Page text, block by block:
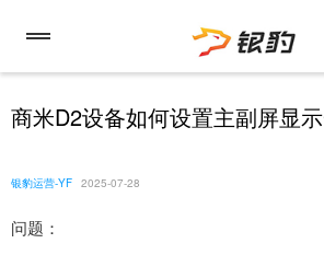
商米D2设备如何设置主副屏显
银豹运营-YF 2025-07-28
问题：